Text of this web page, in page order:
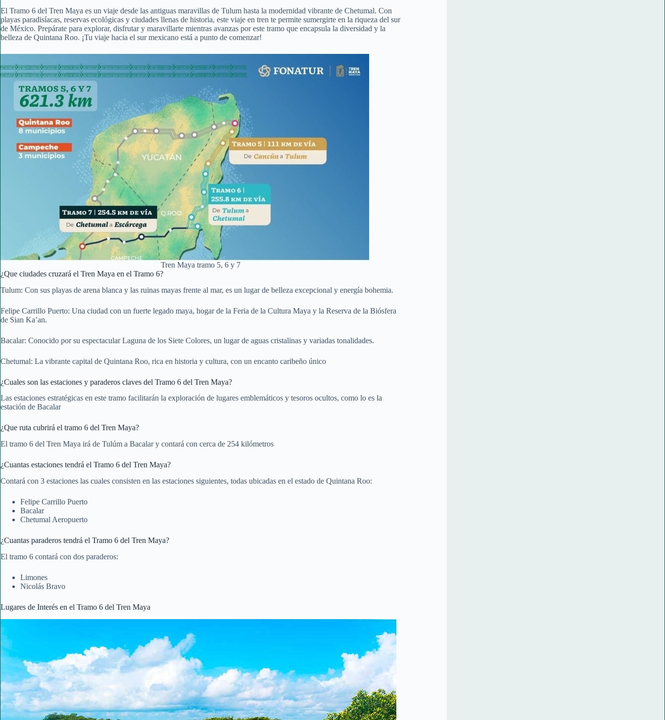
El Tramo 6 del Tren Maya es un viaje desde las antiguas maravillas de Tulum hasta la modernidad vibrante de Chetumal. Con
playas paradisíacas, reservas ecológicas y ciudades llenas de historia, este viaje en tren te permite sumergirte en la riqueza del sur
de México. Prepárate para explorar, disfrutar y maravillarte mientras avanzas por este tramo que encapsula la diversidad y la
belleza de Quintana Roo. ¡Tu viaje hacia el sur mexicano está a punto de comenzar!
Tren Maya tramo 5, 6 y 7
¿Que ciudades cruzará el Tren Maya en el Tramo 6?
Tulum: Con sus playas de arena blanca y las ruinas mayas frente al mar, es un lugar de belleza excepcional y energía bohemia.
Felipe Carrillo Puerto: Una ciudad con un fuerte legado maya, hogar de la Feria de la Cultura Maya y la Reserva de la Biósfera
de Sian Ka’an.
Bacalar: Conocido por su espectacular Laguna de los Siete Colores, un lugar de aguas cristalinas y variadas tonalidades.
Chetumal: La vibrante capital de Quintana Roo, rica en historia y cultura, con un encanto caribeño único
¿Cuales son las estaciones y paraderos claves del Tramo 6 del Tren Maya?
Las estaciones estratégicas en este tramo facilitarán la exploración de lugares emblemáticos y tesoros ocultos, como lo es la
estación de Bacalar
¿Que ruta cubrirá el tramo 6 del Tren Maya?
El tramo 6 del Tren Maya irá de Tulúm a Bacalar y contará con cerca de 254 kilómetros
¿Cuantas estaciones tendrá el Tramo 6 del Tren Maya?
Contará con 3 estaciones las cuales consisten en las estaciones siguientes, todas ubicadas en el estado de Quintana Roo:
Felipe Carrillo Puerto
Bacalar
Chetumal Aeropuerto
¿Cuantas paraderos tendrá el Tramo 6 del Tren Maya?
El tramo 6 contará con dos paraderos:
Limones
Nicolás Bravo
Lugares de Interés en el Tramo 6 del Tren Maya